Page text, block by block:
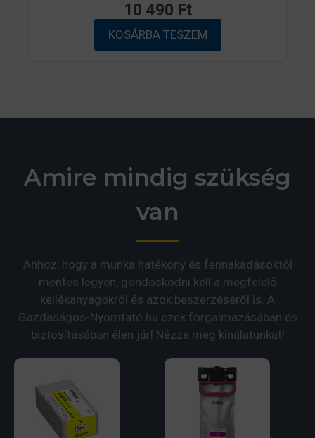
10 490 Ft
KOSÁRBA TESZEM
Amire mindig szükség
van
Ahhoz, hogy a munka hatékony és fennakadásoktól
mentes legyen, gondoskodni kell a megfelelő
kellékanyagokról és azok beszerzéséről is. A
Gazdaságos-Nyomtató.hu ezek forgalmazásában és
biztosításában élen jár! Nézze meg kínálatunkat!